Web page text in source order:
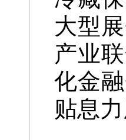
大型
产业
化金
贴息